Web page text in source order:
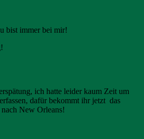
bist immer bei mir!
ich hatte leider kaum Zeit um
dafür bekommt ihr jetzt das
New Orleans!